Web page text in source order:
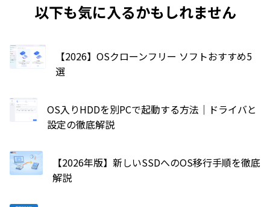
以下も気に入るかもしれません
【2026】OSクローンフリー ソフトおすすめ5
選
OS入りHDDを別PCで起動する方法｜ドライバと
設定の徹底解説
【2026年版】新しいSSDへのOS移行手順を徹底
解説